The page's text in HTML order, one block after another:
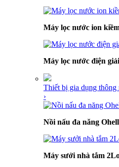
Máy lọc nước ion
Máy lọc nước điện
Thiết bị gia dụng thông
›
Nồi nấu đa năng
Máy sưởi nhà tắm